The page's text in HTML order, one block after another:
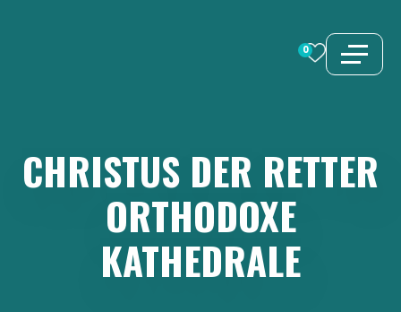
0
CHRISTUS DER RETTER
ORTHODOXE
KATHEDRALE